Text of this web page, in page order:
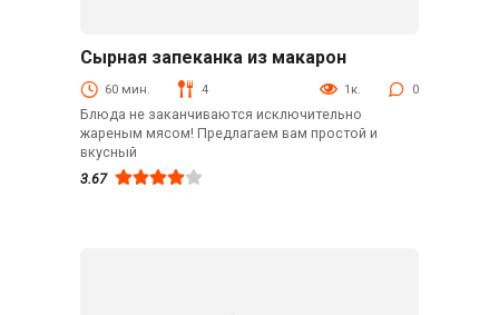
В духовке
Сырная запеканка из макарон
60 мин. 4 1к. 0
Блюда не заканчиваются исключительно
жареным мясом! Предлагаем вам простой и
вкусный
3.67